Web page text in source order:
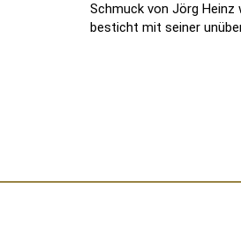
Schmuck von Jörg Heinz
besticht mit seiner